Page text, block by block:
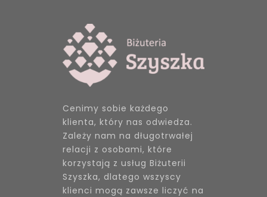
Cenimy sobie każdego
klienta, który nas odwiedza.
Zależy nam na długotrwałej
relacji z osobami, które
korzystają z usług Biżuterii
Szyszka, dlatego wszyscy
klienci mogą zawsze liczyć na